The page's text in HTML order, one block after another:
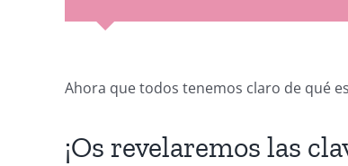
Ahora que todos tenemos claro de qué
¡Os revelaremos las